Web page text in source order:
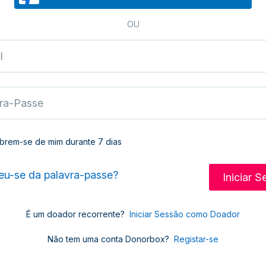
OU
se de mim durante 7 dias
se da palavra-passe?
É um doador recorrente? Iniciar Sessão como Doador
Não tem uma conta Donorbox? Registar-se